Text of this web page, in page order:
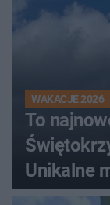
WAKACJE 2026
To
Unikalne